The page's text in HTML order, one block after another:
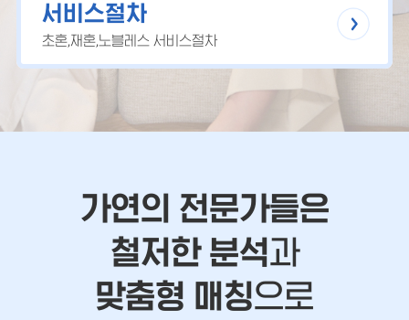
서비스절차
초혼,재혼,노블레스 서비스절차
가연의 전문가들은
철저한 분석과
맞춤형 매칭으로